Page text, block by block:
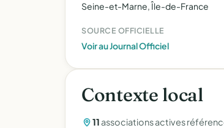
Seine-et-Marne, Île-de-France
SOURCE OFFICIELLE
Voir au Journal Officiel
Contexte local
11 associations actives